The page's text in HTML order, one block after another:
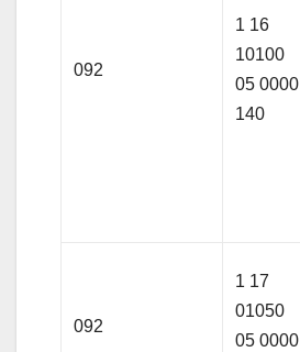
092
1 16
10100
05 0000
140
092
1 17
01050
05 0000